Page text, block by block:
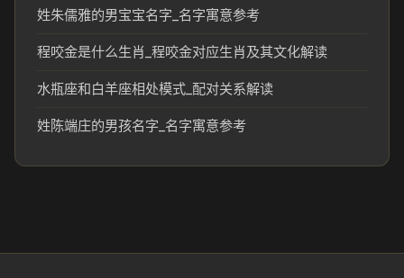
姓朱儒雅的男宝宝名字_名字寓意参考
程咬金是什么生肖_程咬金对应生肖及其文化解读
水瓶座和白羊座相处模式_配对关系解读
姓陈端庄的男孩名字_名字寓意参考